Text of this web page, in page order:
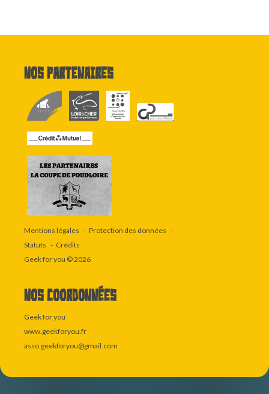
Nos partenaires
Mentions légales
Protection des données
Statuts
Crédits
Geek for you © 2026
Nos coordonnées
Geek for you
www.geekforyou.fr
asso.geekforyou@gmail.com